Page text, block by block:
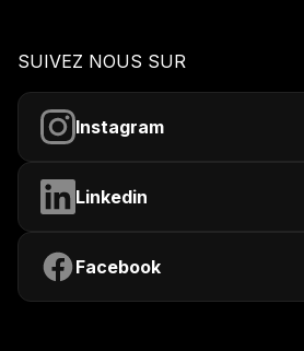
SUIVEZ NOUS SUR
Instagram
Linkedin
Facebook